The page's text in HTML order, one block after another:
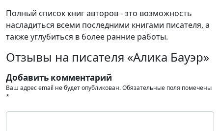
Полный список книг авторов - это возможность
насладиться всеми последними книгами писателя, а
также углубиться в более ранние работы.
Отзывы на писателя «Алика Бауэр»
Добавить комментарий
Ваш адрес email не будет опубликован.Обязательные поля помечены
*